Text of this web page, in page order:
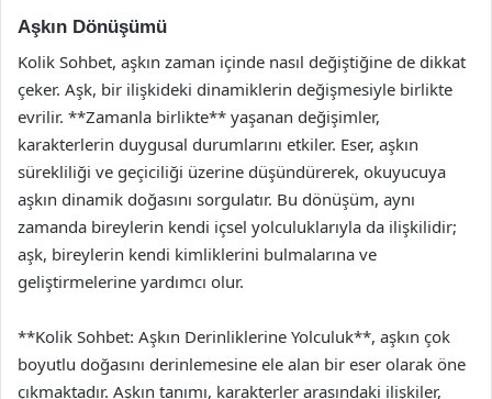
Aşkın Dönüşümü
Kolik Sohbet, aşkın zaman içinde nasıl değiştiğine de dikkat
çeker. Aşk, bir ilişkideki dinamiklerin değişmesiyle birlikte
evrilir. **Zamanla birlikte** yaşanan değişimler,
karakterlerin duygusal durumlarını etkiler. Eser, aşkın
sürekliliği ve geçiciliği üzerine düşündürerek, okuyucuya
aşkın dinamik doğasını sorgulatır. Bu dönüşüm, aynı
zamanda bireylerin kendi içsel yolculuklarıyla da ilişkilidir;
aşk, bireylerin kendi kimliklerini bulmalarına ve
geliştirmelerine yardımcı olur.
**Kolik Sohbet: Aşkın Derinliklerine Yolculuk**, aşkın çok
boyutlu doğasını derinlemesine ele alan bir eser olarak öne
çıkmaktadır. Aşkın tanımı, karakterler arasındaki ilişkiler,